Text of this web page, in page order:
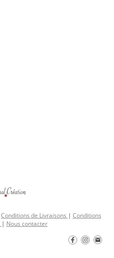
Conditions de Livraisons | Conditions
| Nous contacter